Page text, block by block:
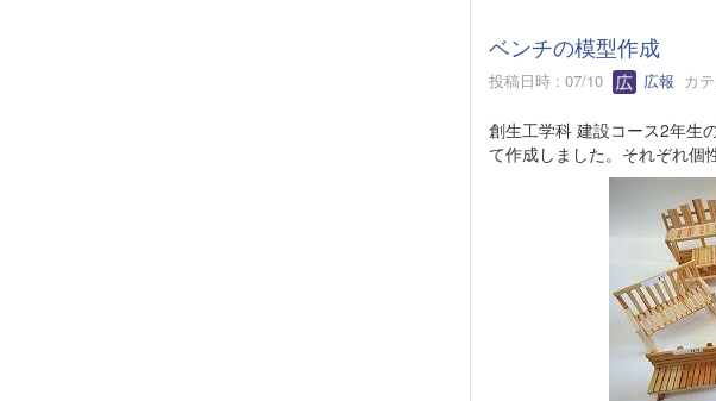
ベンチの模型作成
投稿日時 : 07/10 広報 カ
創生工学科 建設コース2年生
て作成しました。それぞれ個